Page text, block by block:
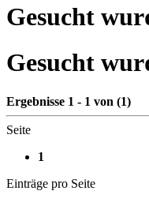
Gesucht
Gesucht
Ergebnisse 1 - 1 von (1)
Seite
1
Einträge pro Seite